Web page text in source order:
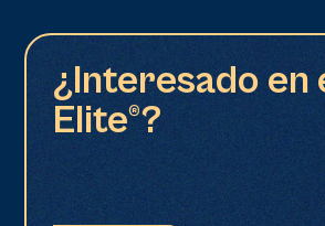
¿Interesado en
Elite®?